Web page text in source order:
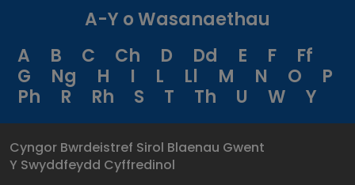
A-Y o Wasanaethau
A
B C Ch D Dd E F
Ff
G
Ng H I L Ll M N O
P
Ph
R Rh S T Th U W Y
Cyngor Bwrdeistref Sirol Blaenau Gwent
Y Swyddfeydd Cyffredinol